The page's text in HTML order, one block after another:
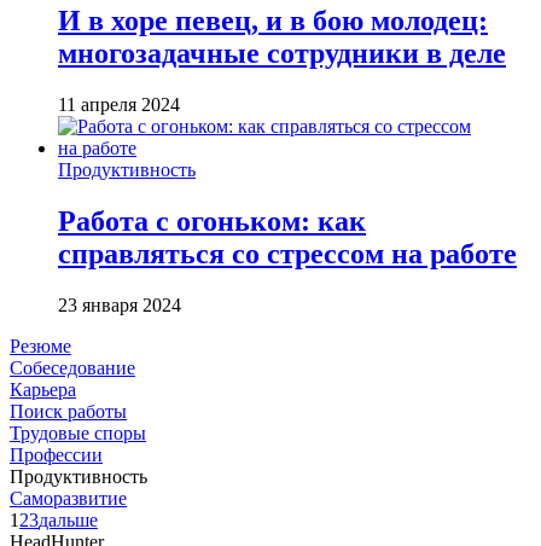
И в хоре певец, и в бою молодец:
многозадачные сотрудники в деле
11 апреля 2024
Продуктивность
Работа с огоньком: как
справляться со стрессом на работе
23 января 2024
Резюме
Собеседование
Карьера
Поиск работы
Трудовые споры
Профессии
Продуктивность
Саморазвитие
1 23дальше
HeadHunter